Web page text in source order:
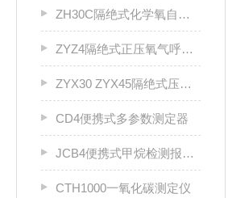
ZH30C隔绝式化学氧自救器
ZYZ4隔绝式正压氧气呼吸器
ZYX30 ZYX45隔绝式压缩氧气自救器
CD4便携式多参数测定器
JCB4便携式甲烷检测报警仪
CTH1000一氧化碳测定仪